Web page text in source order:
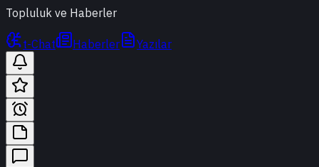
Topluluk ve Haberler
t-Chat Haberler Yazılar